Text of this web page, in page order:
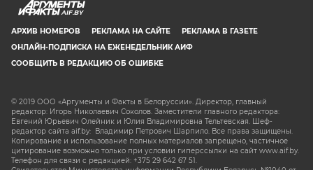
AIF.BY
АРХИВ НОМЕРОВ РЕКЛАМА НА САЙТЕ
РЕКЛАМА В ГАЗЕТЕ
ОНЛАЙН-ПОДПИСКА НА ЕЖЕНЕДЕЛЬНИК АИФ
СООБЩИТЬ В РЕДАКЦИЮ ОБ ОШИБКЕ
© 2019 ООО «Аргументы и Факты в Белоруссии». Директор, главный
редактор: Игорь Николаевич Соколов. Заместители главного редактора:
Евгений Юрьевич Олейник и Юлия Владимировна Тельтевская. Шеф-
редактор сайта aif.by: Владимир Петрович Шарпило. Все права защищены.
Копирование и использование полных материалов запрещено, частичное
цитирование возможно только при условии гиперссылки на сайт www.aif.by.
Телефон для связи с редакцией: +375 29 642 67 51.